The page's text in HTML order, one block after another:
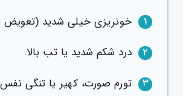
1 خونریزی خیلی شدید
2 درد شکم شدید یا تب بالا.
3
تورم صورت، کهیر یا تنگی